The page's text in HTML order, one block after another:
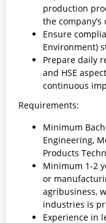
production
the
Ensure
Environment)
Prepare daily
and HSE
continuous
Requirements:
Minimum
Engineering,
Products
Minimum 1-2
or
agribusiness,
industries is
Experience in